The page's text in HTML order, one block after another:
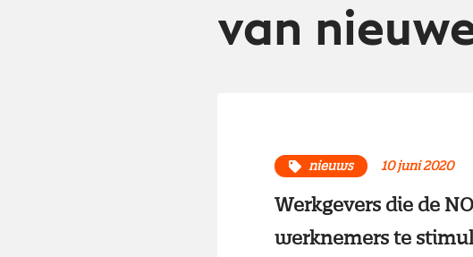
van
nieuws 10 juni 2020
Werkgevers die de
werknemers te